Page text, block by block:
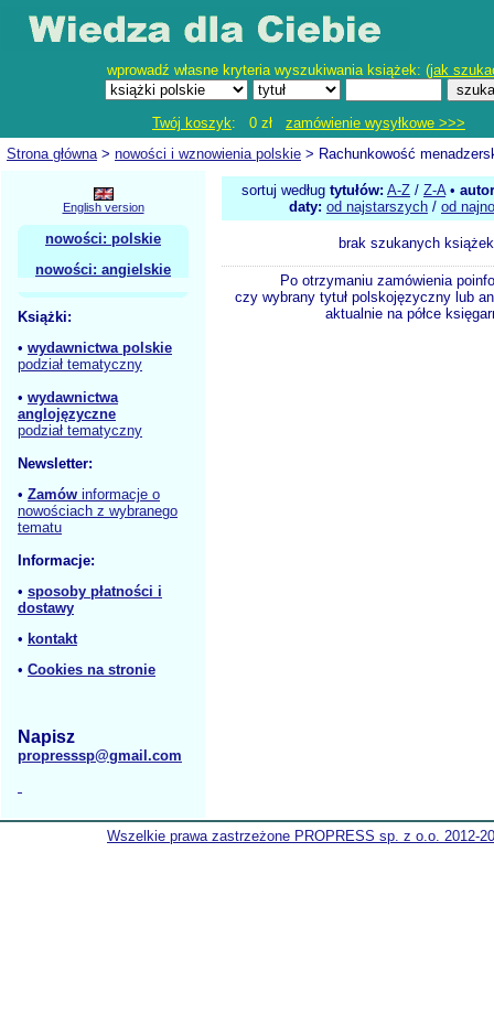
wprowadź własne kryteria wyszukiwania książek: (jak
Twój koszyk: 0 zł zamówienie wysyłkowe >>>
Strona główna> nowości i wznowienia polskie > Rachunkowość
English version
nowości: polskie
nowości: angielskie
Książki:
• wydawnictwa polskie
podział tematyczny
• wydawnictwa
anglojęzyczne
podział tematyczny
Newsletter:
• Zamów informacje o
nowościach z wybranego
tematu
Informacje:
• sposoby płatności i
dostawy
• kontakt
• Cookies na stronie
Napisz
propresssp@gmail.com
sortuj według tytułów: A-Z / Z-A•
daty: od najstarszych / od
brak szukanych książek
Po otrzymaniu zamówienia
czy wybrany tytuł polskojęzyczny lub
aktualnie na półce
Wszelkie prawa zastrzeżone PROPRESS sp. z o.o. 2012-